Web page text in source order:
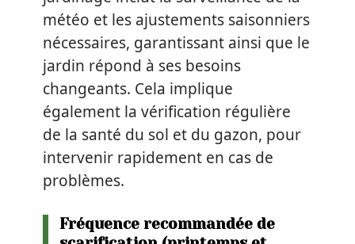
météo et les ajustements saisonniers
nécessaires, garantissant ainsi que le
jardin répond à ses besoins
changeants. Cela implique
également la vérification régulière
de la santé du sol et du gazon, pour
intervenir rapidement en cas de
problèmes.
Fréquence recommandée de